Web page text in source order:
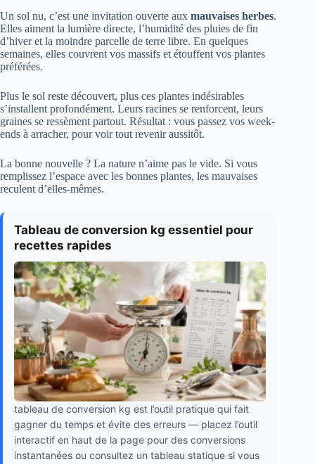
Un sol nu, c’est une invitation ouverte aux mauvaises herbes.
Elles aiment la lumière directe, l’humidité des pluies de fin
d’hiver et la moindre parcelle de terre libre. En quelques
semaines, elles couvrent vos massifs et étouffent vos plantes
préférées.
Plus le sol reste découvert, plus ces plantes indésirables
s’installent profondément. Leurs racines se renforcent, leurs
graines se ressèment partout. Résultat : vous passez vos week-
ends à arracher, pour voir tout revenir aussitôt.
La bonne nouvelle ? La nature n’aime pas le vide. Si vous
remplissez l’espace avec les bonnes plantes, les mauvaises
reculent d’elles-mêmes.
Tableau de conversion kg essentiel pour
recettes rapides
tableau de conversion kg est l’outil pratique qui fait
gagner du temps et évite des erreurs — placez l’outil
interactif en haut de la page pour des conversions
instantanées ou consultez un tableau statique si vous